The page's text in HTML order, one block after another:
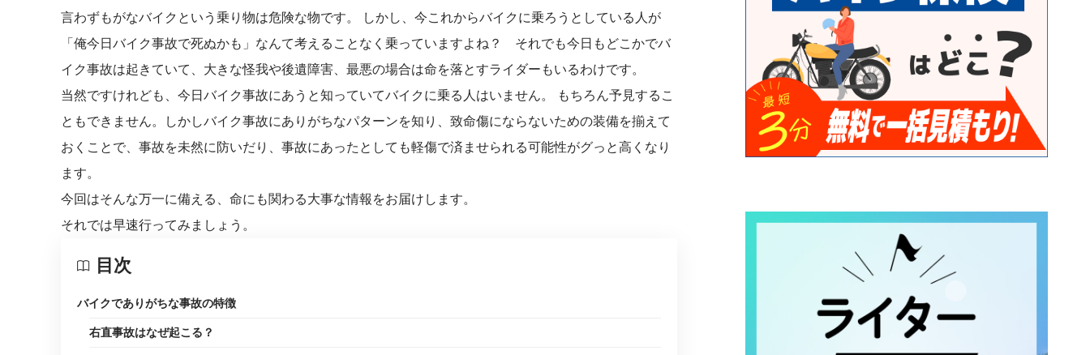
言わずもがなバイクという乗り物は危険な物です。 しかし、今これからバイクに乗ろうとしている人が
「俺今日バイク事故で死ぬかも」なんて考えることなく乗っていますよね？ それでも今日もどこかでバ
イク事故は起きていて、大きな怪我や後遺障害、最悪の場合は命を落とすライダーもいるわけです。
当然ですけれども、今日バイク事故にあうと知っていてバイクに乗る人はいません。 もちろん予見するこ
ともできません。しかしバイク事故にありがちなパターンを知り、致命傷にならないための装備を揃えて
おくことで、事故を未然に防いだり、事故にあったとしても軽傷で済ませられる可能性がグっと高くなり
ます。
今回はそんな万一に備える、命にも関わる大事な情報をお届けします。
それでは早速行ってみましょう。
目次
バイクでありがちな事故の特徴
右直事故はなぜ起こる？